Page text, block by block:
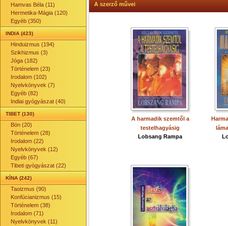
Hamvas Béla (11)
Hermetika-Mágia (120)
Egyéb (350)
INDIA (423)
Hinduizmus (194)
Szikhizmus (3)
Jóga (182)
Történelem (23)
Irodalom (102)
Nyelvkönyvek (7)
Egyéb (82)
Indiai gyógyászat (40)
TIBET (130)
Bön (20)
Történelem (28)
Irodalom (22)
Nyelvkönyvek (12)
Egyéb (67)
Tibeti gyógyászat (22)
KÍNA (242)
Taoizmus (90)
Konfúcianizmus (15)
Történelem (38)
Irodalom (71)
Nyelvkönyvek (11)
A szerző művei
A harmadik szemtől a
testelhagyásig
Lobsang Rampa